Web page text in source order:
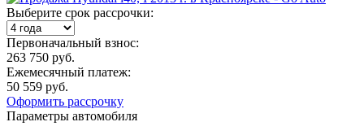
Выберите срок рассрочки:
Первоначальный взнос:
263 750 руб.
Ежемесячный платеж:
50 559 руб.
Оформить рассрочку
Параметры автомобиля